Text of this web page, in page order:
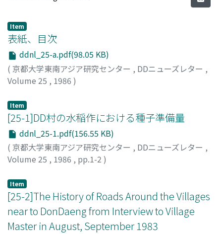
Item
表紙、目次
ddnl_25-a.pdf(98.05 KB)
( 京都大学東南アジア研究センター , DDニューズレター ,
Volume 25 , 1986 )
Item
[25-1]DD村の水稲作における種子準備量
ddnl_25-1.pdf(156.55 KB)
( 京都大学東南アジア研究センター , DDニューズレター ,
Volume 25 , 1986 , pp.1-2 )
Item
[25-2]The History of Roads Around the Villages
near to DonDaeng from Interview to Village
Master in August, September 1983